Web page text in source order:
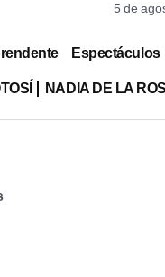
5 de
Espectáculos
NADIA DE LA